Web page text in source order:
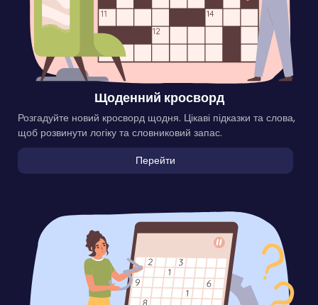
Щоденний кросворд
Розгадуйте новий кросворд щодня. Цікаві підказки та слова,
щоб розвинути логіку та словниковий запас.
Перейти